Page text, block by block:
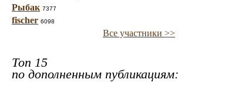
Рыбак 7377
fischer 6098
Все участники >>
Топ 15
по дополненным публикациям: